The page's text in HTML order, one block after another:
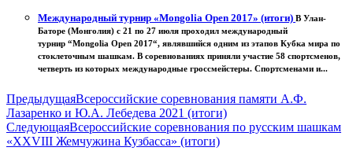
Международный турнир «Mongolia Open 2017» (итоги) В Улан-
Баторе (Монголия) с 21 по 27 июля проходил международный
турнир “Mongolia Open 2017“, являвшийся одним из этапов Кубка мира по
стоклеточным шашкам. В соревнованиях приняли участие 58 спортсменов,
четверть из которых международные гроссмейстеры. Спортсменами и...
ПредыдущаяВсероссийские соревнования памяти А.Ф.
Лазаренко и Ю.А. Лебедева 2021 (итоги)
СледующаяВсероссийские соревнования по русским шашкам
«XXVIII Жемчужина Кузбасса» (итоги)